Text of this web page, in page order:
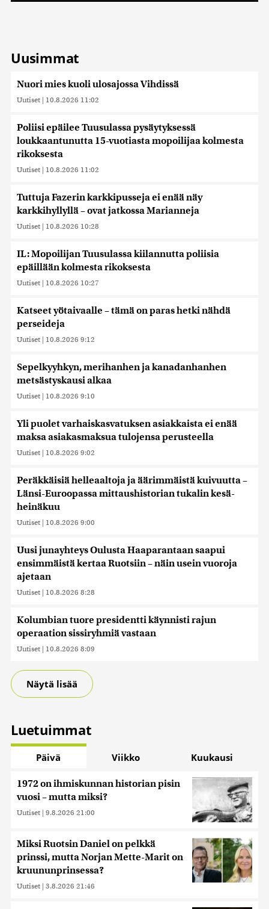
Uusimmat
Nuori mies kuoli ulosajossa Vihdissä
Uutiset | 10.8.2026 11:02
Poliisi epäilee Tuusulassa pysäytyksessä
loukkaantunutta 15-vuotiasta mopoilijaa kolmesta
rikoksesta
Uutiset | 10.8.2026 11:02
Tuttuja Fazerin karkkipusseja ei enää näy
karkkihyllyllä – ovat jatkossa Marianneja
Uutiset | 10.8.2026 10:28
IL: Mopoilijan Tuusulassa kiilannutta poliisia
epäillään kolmesta rikoksesta
Uutiset | 10.8.2026 10:27
Katseet yötaivaalle – tämä on paras hetki nähdä
perseideja
Uutiset | 10.8.2026 9:12
Sepelkyyhkyn, merihanhen ja kanadanhanhen
metsästyskausi alkaa
Uutiset | 10.8.2026 9:10
Yli puolet varhaiskasvatuksen asiakkaista ei enää
maksa asiakasmaksua tulojensa perusteella
Uutiset | 10.8.2026 9:02
Peräkkäisiä helleaaltoja ja äärimmäistä kuivuutta –
Länsi-Euroopassa mittaushistorian tukalin kesä-
heinäkuu
Uutiset | 10.8.2026 9:00
Uusi junayhteys Oulusta Haaparantaan saapui
ensimmäistä kertaa Ruotsiin – näin usein vuoroja
ajetaan
Uutiset | 10.8.2026 8:28
Kolumbian tuore presidentti käynnisti rajun
operaation sissiryhmiä vastaan
Uutiset | 10.8.2026 8:09
Näytä lisää
Luetuimmat
Päivä Viikko Kuukausi
1972 on ihmiskunnan historian pisin
vuosi – mutta miksi?
Uutiset | 9.8.2026 21:00
Miksi Ruotsin Daniel on pelkkä
prinssi, mutta Norjan Mette-Marit on
kruununprinsessa?
Uutiset | 3.8.2026 21:46